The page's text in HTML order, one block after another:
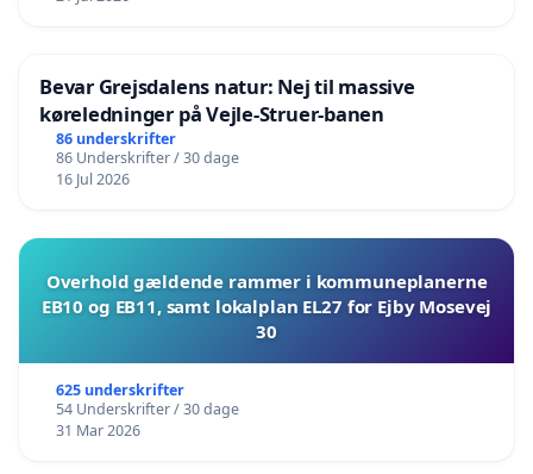
Bevar Grejsdalens natur: Nej til massive
køreledninger på Vejle-Struer-banen
86 underskrifter
86 Underskrifter / 30 dage
16 Jul 2026
Overhold gældende rammer i kommuneplanerne
EB10 og EB11, samt lokalplan EL27 for Ejby Mosevej
30
625 underskrifter
54 Underskrifter / 30 dage
31 Mar 2026